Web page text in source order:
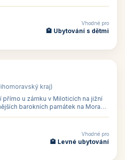
Vhodné pro
🏨 Ubytování s dětmi
kraj)
přímo u zámku v Miloticích na jižní
barokních památek na Moravě,
Vhodné pro
🏨 Levné ubytování